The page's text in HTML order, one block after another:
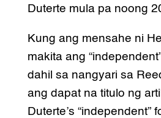
Duterte mula pa noong
Kung ang mensahe ni
makita ang
dahil sa nangyari sa
ang dapat na titulo ng
Duterte’s “independent”